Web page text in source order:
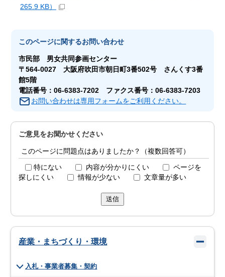
265.9 KB）
このページに関するお問い合わせ
市民部 男女共同参画センター
〒564-0027 大阪府吹田市朝日町3番502号 さんくす3番
館5階
電話番号：06-6383-7202 ファクス番号：06-6383-7203
お問い合わせは専用フォームをご利用ください。
ご意見をお聞かせください
このページに問題点はありましたか？（複数回答可）
特にない 内容が分かりにくい
ページを
探しにくい
情報が少ない 文章量が多い
送信
産業・まちづくり・環境
入札・事業者募集・契約